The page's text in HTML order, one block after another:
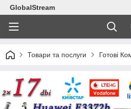
GlobalStream
Товари та послуги Готові